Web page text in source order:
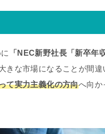
「NEC新野社長「新卒年
きな市場になることが間
て実力主義化の方向へ向か